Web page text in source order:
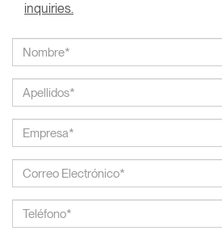
inquiries.